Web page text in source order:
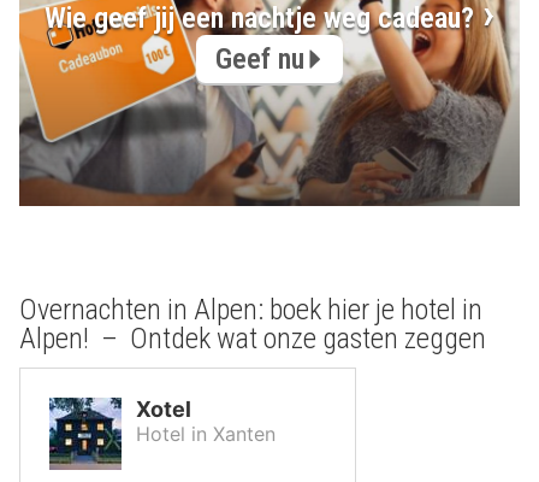
Wie geef jij een nachtje weg cadeau?
Geef nu
Overnachten in Alpen: boek hier je hotel in
Alpen! – Ontdek wat onze gasten zeggen
Xotel
Hotel in Xanten